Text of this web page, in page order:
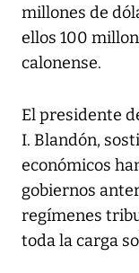
millones de
ellos 100
calonense.
El presidente
I. Blandón,
económicos
gobiernos
regímenes
toda la carga